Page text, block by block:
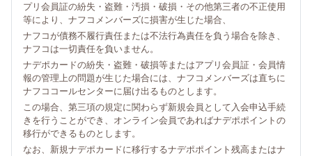
プリ会員証の紛失・盗難・汚損・破損・その他第三者の不正使用
等により、ナフコメンバーズに損害が生じた場合、
ナフコが債務不履行責任または不法行為責任を負う場合を除き、
ナフコは一切責任を負いません。
ナデポカードの紛失・盗難・破損等またはアプリ会員証・会員情
報の管理上の問題が生じた場合には、ナフコメンバーズは直ちに
ナフココールセンターに届け出るものとします。
この場合、第三項の規定に関わらず新規会員として入会申込手続
きを行うことができ、オンライン会員であればナデポポイントの
移行ができるものとします。
なお、新規ナデポカードに移行するナデポポイント残高またはナ